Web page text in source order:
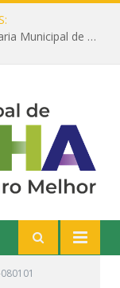
Prefeitura de Prainha, por meio da Secretaria Municipal de Educação, abre 354 vagas na área da Educação para 2025 com processo seletivo simplificado